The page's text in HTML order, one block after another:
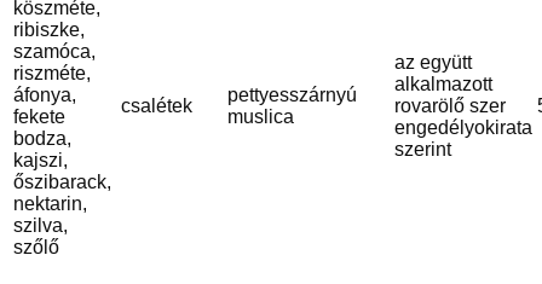
köszméte,
ribiszke,
szamóca,
riszméte,
áfonya,
fekete
bodza,
kajszi,
őszibarack,
nektarin,
szilva,
szőlő
csalétek
pettyesszárnyú
muslica
az együtt
alkalmazott
rovarölő szer
engedélyokirata
szerint